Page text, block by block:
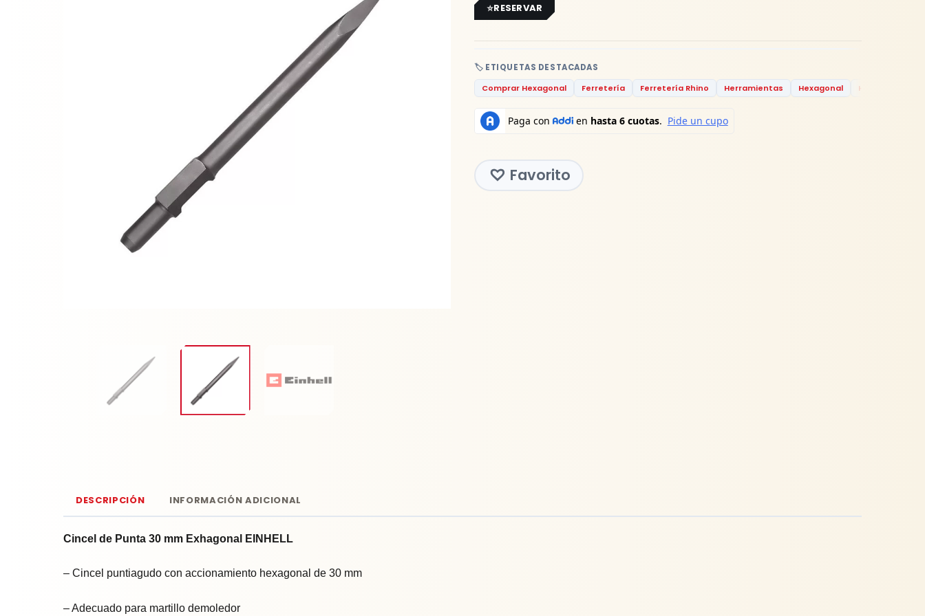
🏷️ ETIQUETAS DESTACADAS
Comprar Hexagonal
Ferretería Ferretería Rhino Herramientas Hexagonal Hexagonal
RESERVAR
Favorito
DESCRIPCIÓN INFORMACIÓN ADICIONAL
Cincel de Punta 30 mm Exhagonal EINHELL
– Cincel puntiagudo con accionamiento hexagonal de 30 mm
– Adecuado para martillo demoledor